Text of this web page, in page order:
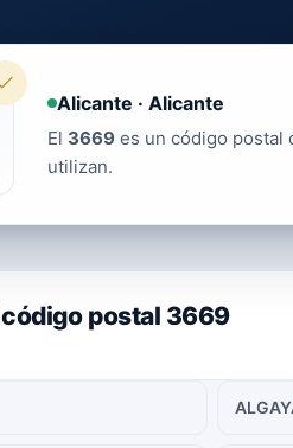
Alicante · Alicante
El 3669 es un código postal
utilizan.
postal 3669